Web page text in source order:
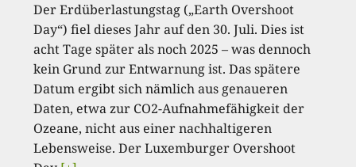
Der Erdüberlastungstag („Earth Overshoot
Day“) fiel dieses Jahr auf den 30. Juli. Dies ist
acht Tage später als noch 2025 – was dennoch
kein Grund zur Entwarnung ist. Das spätere
Datum ergibt sich nämlich aus genaueren
Daten, etwa zur CO2-Aufnahmefähigkeit der
Ozeane, nicht aus einer nachhaltigeren
Lebensweise. Der Luxemburger Overshoot